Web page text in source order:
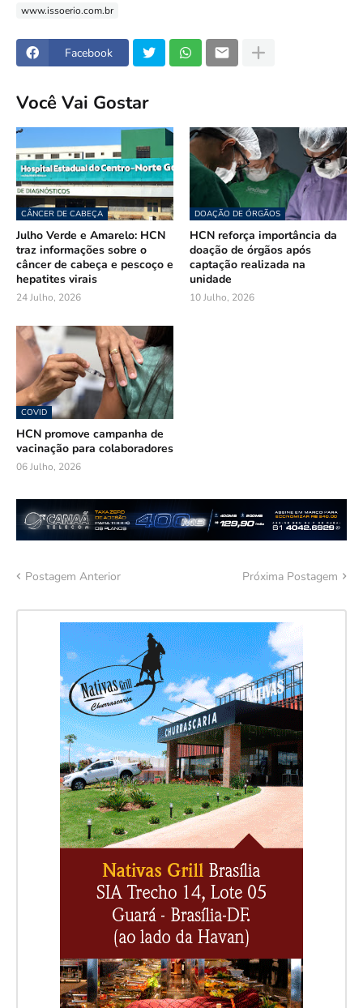
www.issoerio.com.br
Facebook
Você Vai Gostar
CÂNCER DE CABEÇA
Julho Verde e Amarelo: HCN
traz informações sobre o
câncer de cabeça e pescoço e
hepatites virais
24 Julho, 2026
DOAÇÃO DE ÓRGÃOS
HCN reforça importância da
doação de órgãos após
captação realizada na
unidade
10 Julho, 2026
COVID
HCN promove campanha de
vacinação para colaboradores
06 Julho, 2026
Postagem Anterior Próxima Postagem